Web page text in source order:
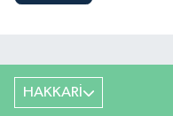
HAKKARİ